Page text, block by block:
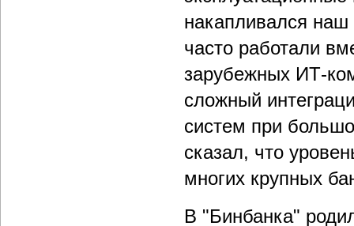
накапливался
часто работали
зарубежных ИТ-
сложный
систем при
сказал, что
многих крупных
В "Бинбанка"